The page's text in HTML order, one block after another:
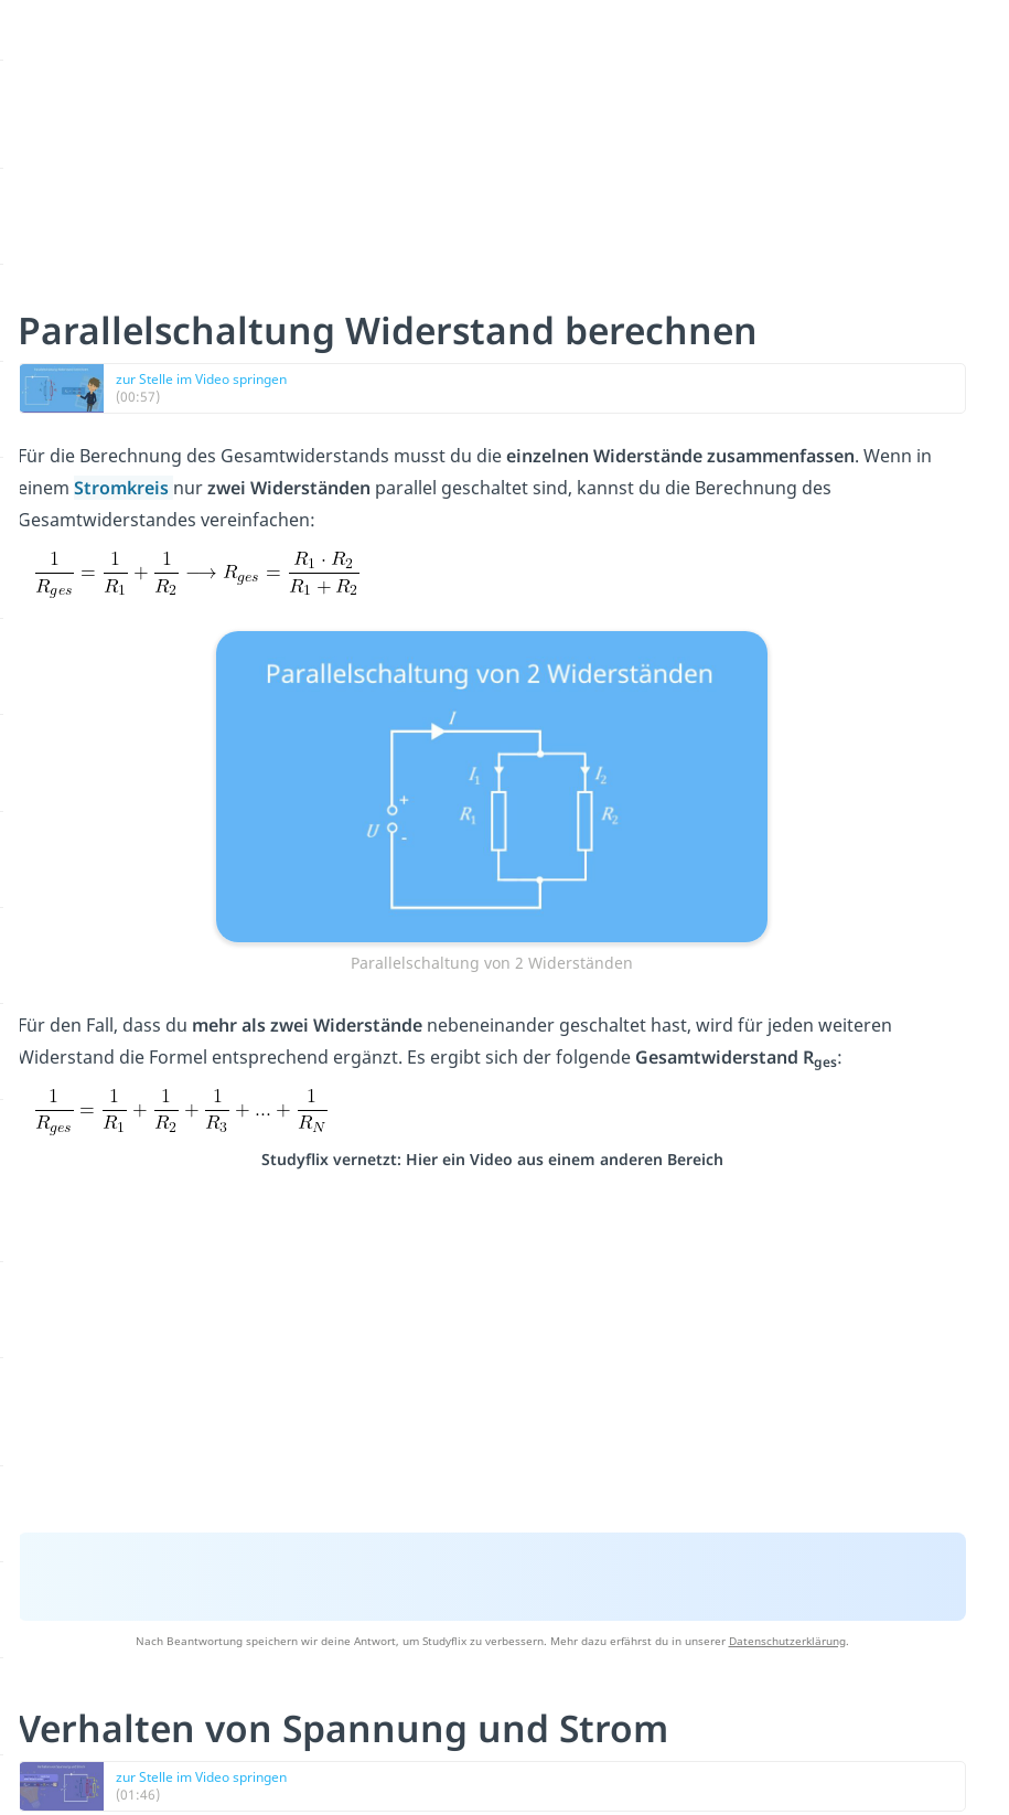
Parallelschaltung Widerstand berechnen
zur Stelle im Video springen
(00:57)
Für die Berechnung des Gesamtwiderstands musst du dieeinzelnen Widerstände zusammenfassen. Wenn in
einem Stromkreis nurzwei Widerständen parallel geschaltet sind, kannst du die Berechnung des
Gesamtwiderstandes vereinfachen:
Parallelschaltung von 2 Widerständen
Für den Fall, dass du mehr als zwei Widerstände nebeneinander geschaltet hast, wird für jeden weiteren
Widerstand die Formel entsprechend ergänzt. Es ergibt sich der folgende Gesamtwiderstand Rges:
Studyflix vernetzt: Hier ein Video aus einem anderen Bereich
Nach Beantwortung speichern wir deine Antwort, um Studyflix zu verbessern. Mehr dazu erfährst du in unserer Datenschutzerklärung.
Verhalten von Spannung und Strom
zur Stelle im Video springen
(01:46)